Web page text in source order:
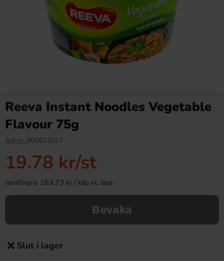
Reeva Instant Noodles Vegetable
Flavour 75g
Art nr: 800012017
19.78 kr/st
Jämförpris 263.73 kr / kilo el. liter
Bevaka
Slut i lager